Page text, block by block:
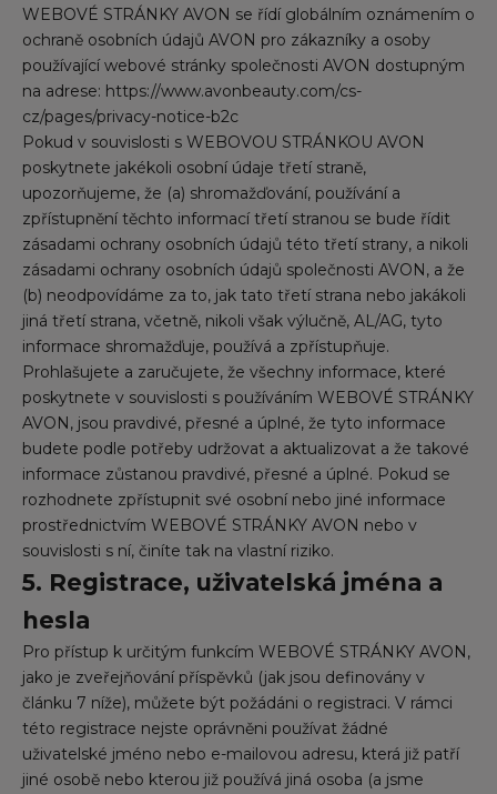
WEBOVÉ STRÁNKY AVON se řídí globálním oznámením o
ochraně osobních údajů AVON pro zákazníky a osoby
používající webové stránky společnosti AVON dostupným
na adrese: https://www.avonbeauty.com/cs-
cz/pages/privacy-notice-b2c
Pokud v souvislosti s WEBOVOU STRÁNKOU AVON
poskytnete jakékoli osobní údaje třetí straně,
upozorňujeme, že (a) shromažďování, používání a
zpřístupnění těchto informací třetí stranou se bude řídit
zásadami ochrany osobních údajů této třetí strany, a nikoli
zásadami ochrany osobních údajů společnosti AVON, a že
(b) neodpovídáme za to, jak tato třetí strana nebo jakákoli
jiná třetí strana, včetně, nikoli však výlučně, AL/AG, tyto
informace shromažďuje, používá a zpřístupňuje.
Prohlašujete a zaručujete, že všechny informace, které
poskytnete v souvislosti s používáním WEBOVÉ STRÁNKY
AVON, jsou pravdivé, přesné a úplné, že tyto informace
budete podle potřeby udržovat a aktualizovat a že takové
informace zůstanou pravdivé, přesné a úplné. Pokud se
rozhodnete zpřístupnit své osobní nebo jiné informace
prostřednictvím WEBOVÉ STRÁNKY AVON nebo v
souvislosti s ní, činíte tak na vlastní riziko.
5. Registrace, uživatelská jména a
hesla
Pro přístup k určitým funkcím WEBOVÉ STRÁNKY AVON,
jako je zveřejňování příspěvků (jak jsou definovány v
článku 7 níže), můžete být požádáni o registraci. V rámci
této registrace nejste oprávněni používat žádné
uživatelské jméno nebo e-mailovou adresu, která již patří
jiné osobě nebo kterou již používá jiná osoba (a jsme